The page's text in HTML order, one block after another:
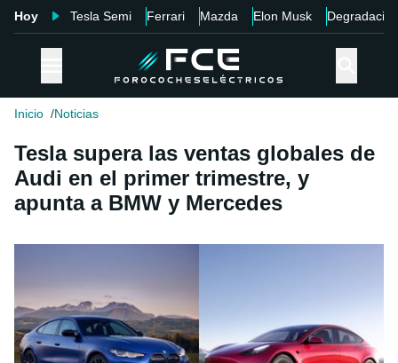
Hoy Tesla Semi Ferrari Mazda Elon Musk Degradación
Inicio Noticias
Tesla supera las ventas globales de
Audi en el primer trimestre, y
apunta a BMW y Mercedes